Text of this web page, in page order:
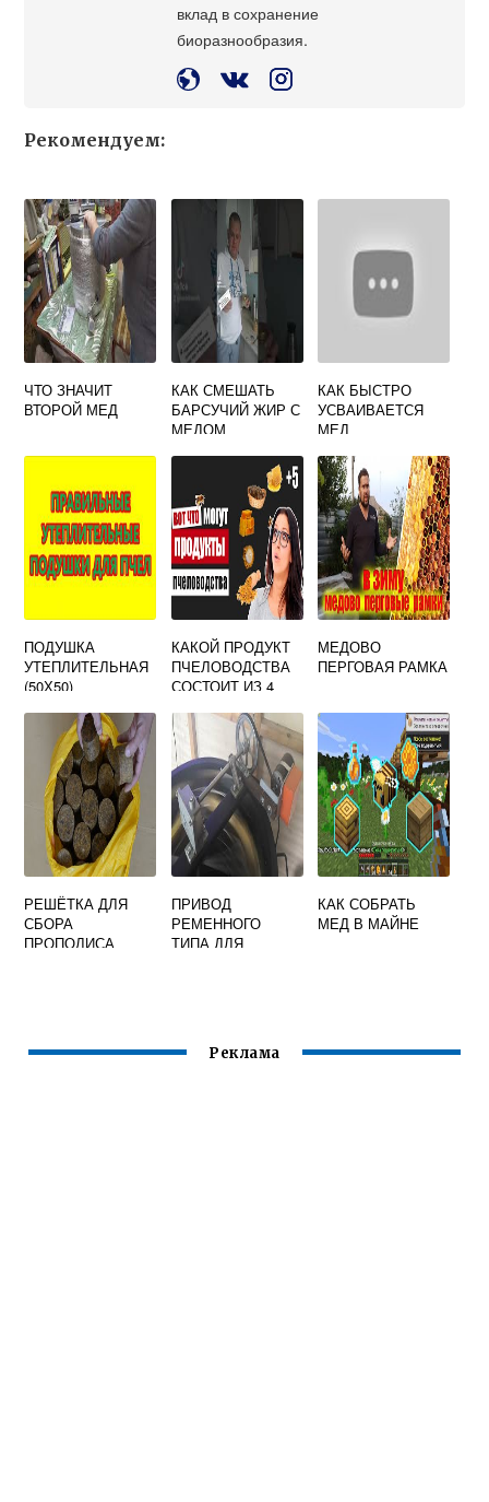
вклад в сохранение
биоразнообразия.
Рекомендуем:
ЧТО ЗНАЧИТ
ВТОРОЙ МЕД
КАК СМЕШАТЬ
БАРСУЧИЙ ЖИР С
МЕДОМ
КАК БЫСТРО
УСВАИВАЕТСЯ
МЕД
ПОДУШКА
УТЕПЛИТЕЛЬНАЯ
(50Х50)
КАКОЙ ПРОДУКТ
ПЧЕЛОВОДСТВА
СОСТОИТ ИЗ 4
ВОСК ПЕРГА
ПРОПОЛИС
МИШУТКИНА
АКАДЕМИЯ
МЕДОВО
ПЕРГОВАЯ РАМКА
РЕШЁТКА ДЛЯ
СБОРА
ПРОПОЛИСА
ПРИВОД
РЕМЕННОГО
ТИПА ДЛЯ
КАК СОБРАТЬ
МЕД В МАЙНЕ
Реклама